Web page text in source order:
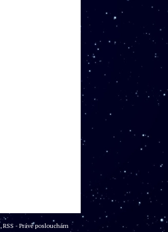
, RSS - Právě poslouchám